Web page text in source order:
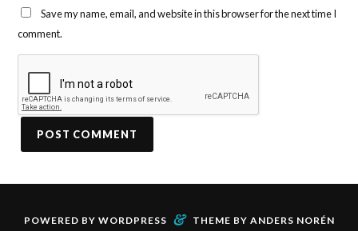
Save my name, email, and website in this browser for the next time I
comment.
POWERED BY WORDPRESS & THEME BY ANDERS NORÉN